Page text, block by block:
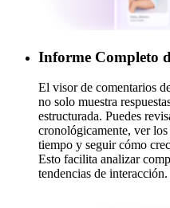
Informe Completo
El visor de comentarios
no solo muestra
estructurada. Puedes
cronológicamente, ver
tiempo y seguir cómo
Esto facilita analizar
tendencias de interacción.